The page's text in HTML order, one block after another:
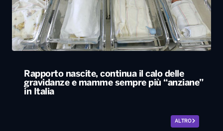
Rapporto nascite, continua il calo delle
gravidanze e mamme sempre più “anziane”
in Italia
ALTRO